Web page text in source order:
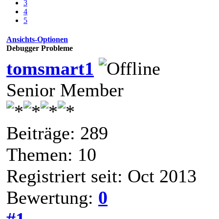
3
4
5
Ansichts-Optionen
Debugger Probleme
tomsmart1
Senior Member
Beiträge: 289
Themen: 10
Registriert seit: Oct 2013
Bewertung: 0